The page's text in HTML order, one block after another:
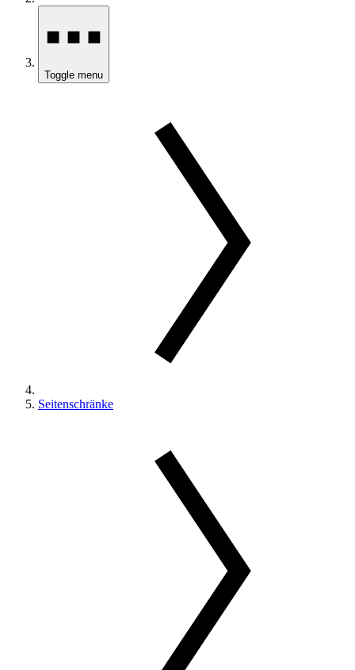
Toggle menu
Seitenschränke